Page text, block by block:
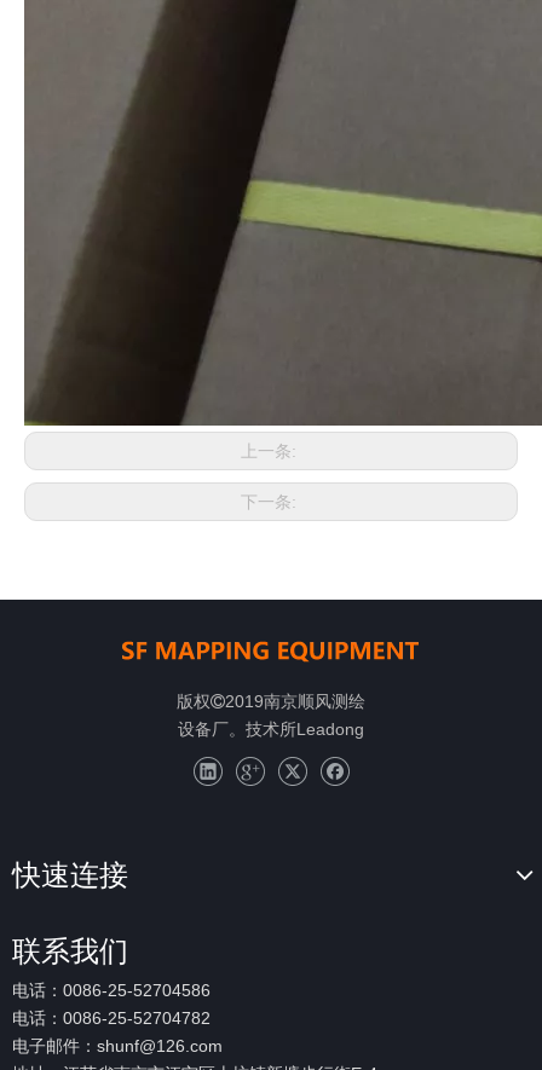
上一条:
下一条:
版权2019南京顺风测绘
设备厂。技术所Leadong
快速连接
联系我们
电话：0086-25-52704586
电话：0086-25-52704782
电子邮件： shunf@126.com